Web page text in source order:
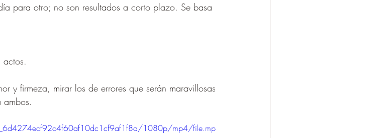
para otro; no son resultados a corto plazo. Se basa
actos.
y firmeza, mirar los de errores que serán maravillosas
ambos.
1080p/mp4/file.mp